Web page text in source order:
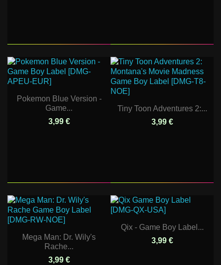
Pokemon Blue Version -
Game...
3,99 €
Tiny Toon Adventures 2:...
3,99 €
Mega Man: Dr. Wily's
Rache...
3,99 €
Qix - Game Boy Label...
3,99 €